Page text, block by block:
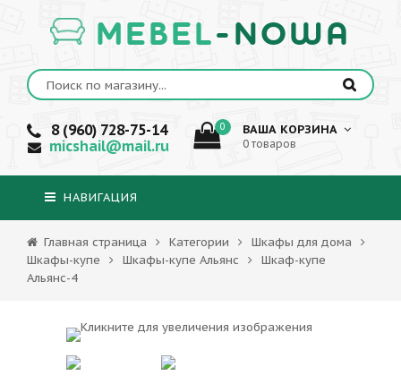
MEBEL-NOWA
8 (960) 728-75-14
micshail@mail.ru
0 ВАША КОРЗИНА
0 товаров
НАВИГАЦИЯ
Главная страница Категории
Шкафы для дома
Шкафы-купе
Шкафы-купе Альянс
Шкаф-купе
Альянс-4